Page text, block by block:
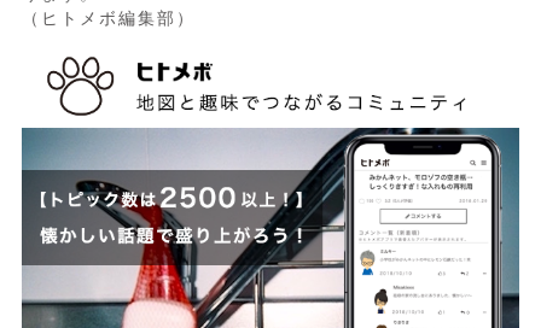
（ヒトメボ編集部）